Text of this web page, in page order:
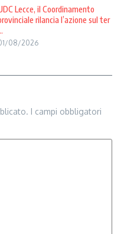
Lecce, il Coordinamento
rilancia l’azione sul ter
08/2026
I campi obbligatori